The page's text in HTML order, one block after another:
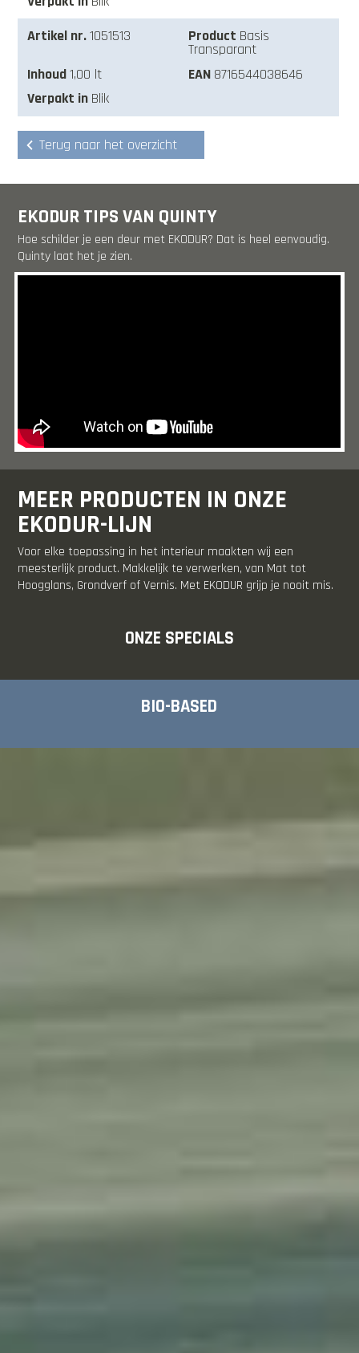
1051513
Basis
Transparant
1,00 lt
8716544038646
Blik
Terug naar het overzicht
EKODUR TIPS VAN QUINTY
Hoe schilder je een deur met EKODUR? Dat is heel eenvoudig.
Quinty laat het je zien.
MEER PRODUCTEN IN ONZE
EKODUR-LIJN
Voor elke toepassing in het interieur maakten wij een
meesterlijk product. Makkelijk te verwerken, van Mat tot
Hoogglans, Grondverf of Vernis. Met EKODUR grijp je nooit mis.
ONZE SPECIALS
BIO-BASED